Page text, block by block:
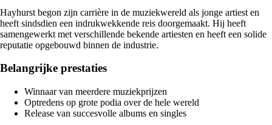
Hayhurst begon zijn carrière in de muziekwereld als jonge artiest en
heeft sindsdien een indrukwekkende reis doorgemaakt. Hij heeft
samengewerkt met verschillende bekende artiesten en heeft een solide
reputatie opgebouwd binnen de industrie.
Belangrijke prestaties
Winnaar van meerdere muziekprijzen
Optredens op grote podia over de hele wereld
Release van succesvolle albums en singles